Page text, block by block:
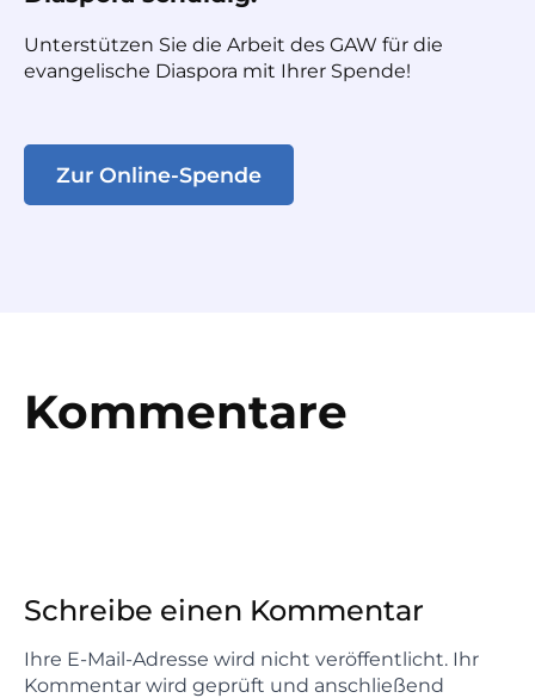
Unterstützen Sie die Arbeit des GAW für die
evangelische Diaspora mit Ihrer Spende!
Zur Online-Spende
Kommentare
Schreibe einen Kommentar
Ihre E-Mail-Adresse wird nicht veröffentlicht. Ihr
Kommentar wird geprüft und anschließend